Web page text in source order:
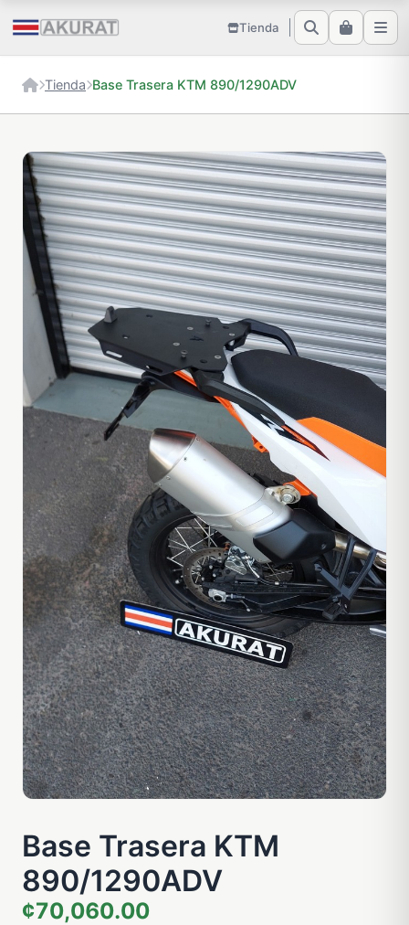
Tienda
Tienda Base Trasera KTM 890/1290ADV
Base Trasera KTM
890/1290ADV
¢70,060.00